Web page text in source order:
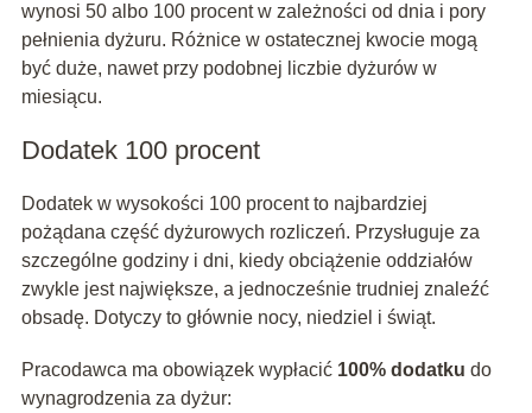
wynosi 50 albo 100 procent w zależności od dnia i pory
pełnienia dyżuru. Różnice w ostatecznej kwocie mogą
być duże, nawet przy podobnej liczbie dyżurów w
miesiącu.
Dodatek 100 procent
Dodatek w wysokości 100 procent to najbardziej
pożądana część dyżurowych rozliczeń. Przysługuje za
szczególne godziny i dni, kiedy obciążenie oddziałów
zwykle jest największe, a jednocześnie trudniej znaleźć
obsadę. Dotyczy to głównie nocy, niedziel i świąt.
Pracodawca ma obowiązek wypłacić 100% dodatku do
wynagrodzenia za dyżur: